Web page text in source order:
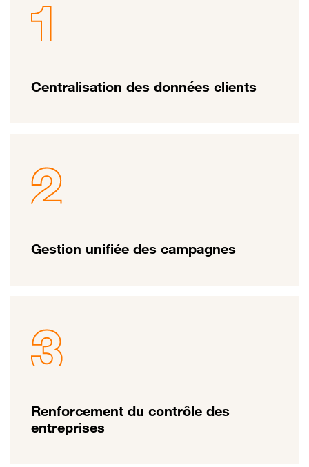
Centralisation des données clients
Gestion unifiée des campagnes
Renforcement du contrôle des
entreprises